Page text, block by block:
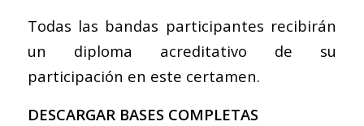
Todas las bandas participantes recibirán
un diploma acreditativo de su
participación en este certamen.
DESCARGAR BASES COMPLETAS